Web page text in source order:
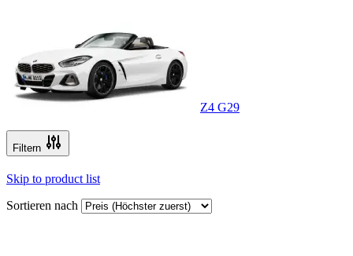
Z4 G29
Filtern
Skip to product list
Sortieren nach